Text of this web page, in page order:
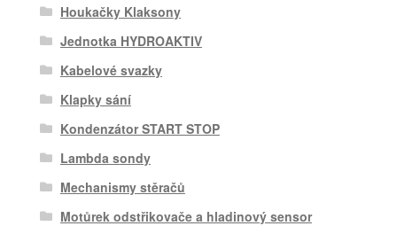
Houkačky Klaksony
Jednotka HYDROAKTIV
Kabelové svazky
Klapky sání
Kondenzátor START STOP
Lambda sondy
Mechanismy stěračů
Motůrek odstřikovače a hladinový sensor